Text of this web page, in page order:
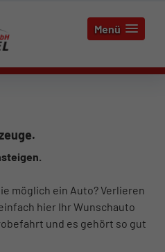
Menü
möglich ein Auto? Verlieren
hier Ihr Wunschauto
und es gehört so gut